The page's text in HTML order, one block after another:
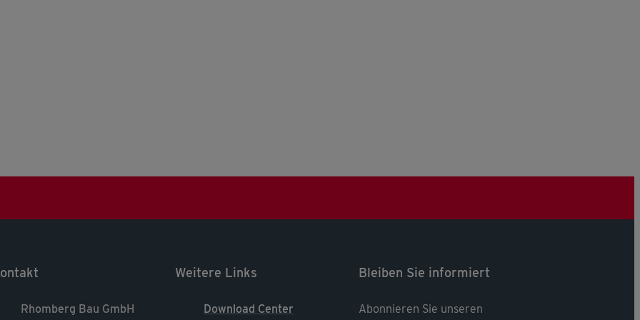
Rhomberg Bau GmbH
Weitere Links
Download Center
Bleiben Sie informiert
Abonnieren Sie unseren